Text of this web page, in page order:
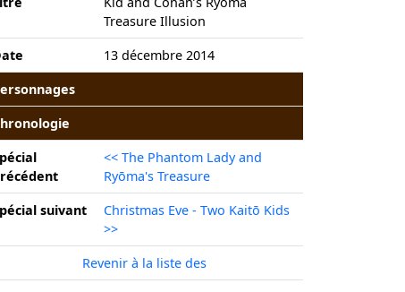
Treasure Illusion
13 décembre 2014
<< The Phantom Lady and
Ryōma's Treasure
suivant
Christmas Eve - Two Kaitō Kids
>>
Revenir à la liste des